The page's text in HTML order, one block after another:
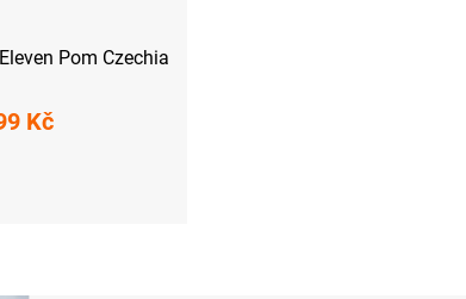
Pom Czechia
Kč